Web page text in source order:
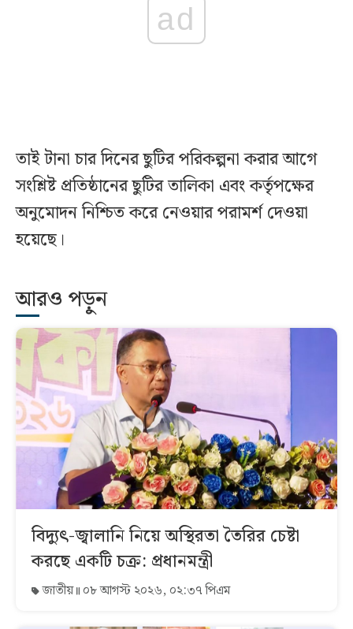
ad
তাই টানা চার দিনের ছুটির পরিকল্পনা করার আগে
সংশ্লিষ্ট প্রতিষ্ঠানের ছুটির তালিকা এবং কর্তৃপক্ষের
অনুমোদন নিশ্চিত করে নেওয়ার পরামর্শ দেওয়া
হয়েছে।
আরও পড়ুন
বিদ্যুৎ-জ্বালানি নিয়ে অস্থিরতা তৈরির চেষ্টা
করছে একটি চক্র: প্রধানমন্ত্রী
জাতীয় ০৮ আগস্ট ২০২৬, ০২:৩৭ পিএম